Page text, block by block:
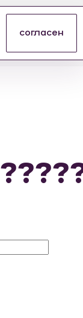
АВТОЗАПЧАСТЕЙ
согласен